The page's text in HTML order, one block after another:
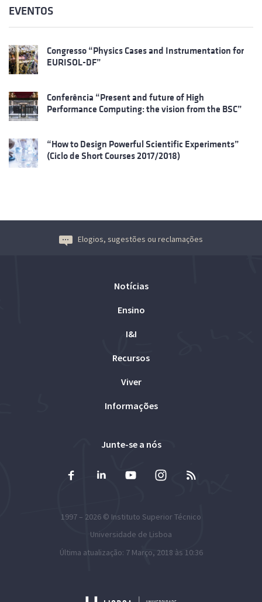
EVENTOS
Congresso “Physics Cases and Instrumentation for
EURISOL-DF”
Conferência “Present and future of High
Performance Computing: the vision from the BSC”
“How to Design Powerful Scientific Experiments”
(Ciclo de Short Courses 2017/2018)
Elogios, sugestões ou reclamações
Notícias
Ensino
I&I
Recursos
Viver
Informações
Junte-se a nós
1997 – 2026 © Instituto Superior Técnico
Universidade de Lisboa
Última atualização: 7 Março, 2018 às 10:36